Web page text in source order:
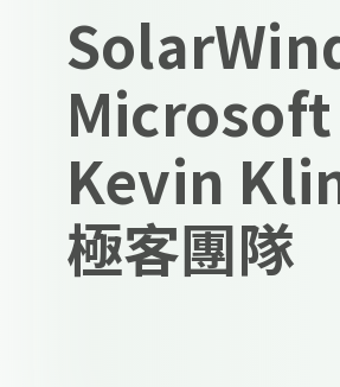
Microsoft
Kevin
極客團隊